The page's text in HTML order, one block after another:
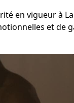
en vigueur à
et de